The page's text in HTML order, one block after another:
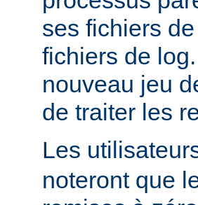
ses fichiers
fichiers de
nouveau jeu
de traiter les
Les
noteront que